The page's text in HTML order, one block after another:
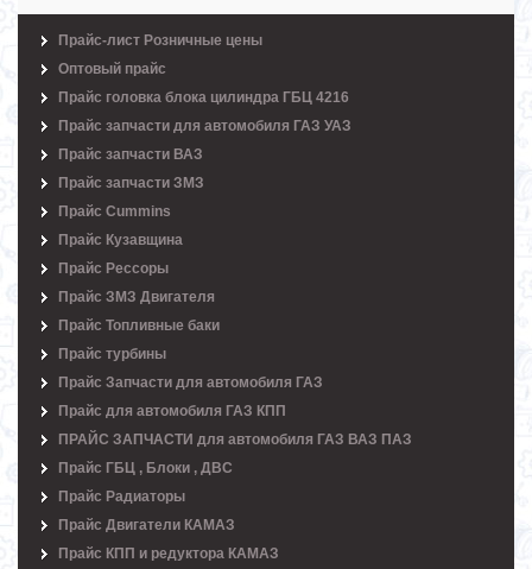
Прайс-лист Розничные цены
Оптовый прайс
Прайс головка блока цилиндра ГБЦ 4216
Прайс запчасти для автомобиля ГАЗ УАЗ
Прайс запчасти ВАЗ
Прайс запчасти ЗМЗ
Прайс Cummins
Прайс Кузавщина
Прайс Рессоры
Прайс ЗМЗ Двигателя
Прайс Топливные баки
Прайс турбины
Прайс Запчасти для автомобиля ГАЗ
Прайс для автомобиля ГАЗ КПП
ПРАЙС ЗАПЧАСТИ для автомобиля ГАЗ ВАЗ ПАЗ
Прайс ГБЦ , Блоки , ДВС
Прайс Радиаторы
Прайс Двигатели КАМАЗ
Прайс КПП и редуктора КАМАЗ